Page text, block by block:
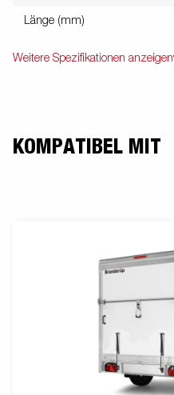
Länge (mm)
Weitere Spezifikationen anzeigen
KOMPATIBEL MIT